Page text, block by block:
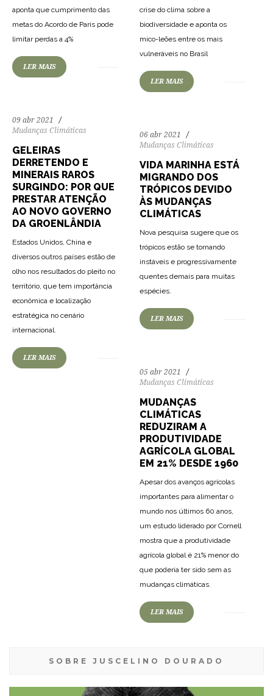
aponta que cumprimento das
metas do Acordo de Paris pode
limitar perdas a 4%
LER MAIS
crise do clima sobre a
biodiversidade e aponta os
mico-leões entre os mais
vulneráveis no Brasil
LER MAIS
09 abr 2021
Mudanças Climáticas
GELEIRAS
DERRETENDO E
MINERAIS RAROS
SURGINDO: POR QUE
PRESTAR ATENÇÃO
AO NOVO GOVERNO
DA GROENLÂNDIA
Estados Unidos, China e
diversos outros países estão de
olho nos resultados do pleito no
território, que tem importância
econômica e localização
estratégica no cenário
internacional.
LER MAIS
06 abr 2021
Mudanças Climáticas
VIDA MARINHA ESTÁ
MIGRANDO DOS
TRÓPICOS DEVIDO
ÀS MUDANÇAS
CLIMÁTICAS
Nova pesquisa sugere que os
trópicos estão se tornando
instáveis e progressivamente
quentes demais para muitas
espécies.
LER MAIS
05 abr 2021
Mudanças Climáticas
MUDANÇAS
CLIMÁTICAS
REDUZIRAM A
PRODUTIVIDADE
AGRÍCOLA GLOBAL
EM 21% DESDE 1960
Apesar dos avanços agrícolas
importantes para alimentar o
mundo nos últimos 60 anos,
um estudo liderado por Cornell
mostra que a produtividade
agrícola global é 21% menor do
que poderia ter sido sem as
mudanças climáticas.
LER MAIS
SOBRE JUSCELINO DOURADO